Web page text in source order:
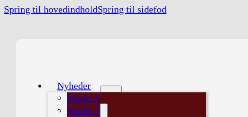
Spring til hovedindholdSpring til sidefod
Nyheder
Model S
Model 3